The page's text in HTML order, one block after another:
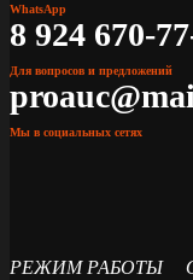
WhatsApp
8 924 670-
Для вопросов и предложений
Мы в социальных сетях
РЕЖИМ РАБОТЫ